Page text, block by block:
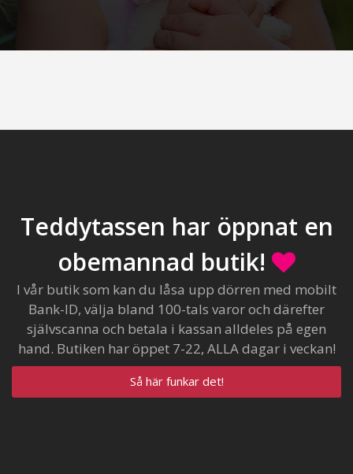
Teddytassen har öppnat en
obemannad butik!
I vår butik som kan du låsa upp dörren med mobilt
Bank-ID, välja bland 100-tals varor och därefter
självscanna och betala i kassan alldeles på egen
hand. Butiken har öppet 7-22, ALLA dagar i veckan!
Så här funkar det!